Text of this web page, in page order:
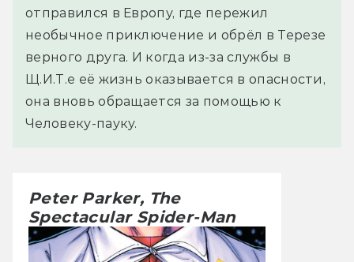
отправился в Европу, где пережил
необычное приключение и обрёл в Терезе
верного друга. И когда из-за службы в
Щ.И.Т.е её жизнь оказывается в опасности,
она вновь обращается за помощью к
Человеку-пауку.
Peter Parker, The
Spectacular Spider-Man